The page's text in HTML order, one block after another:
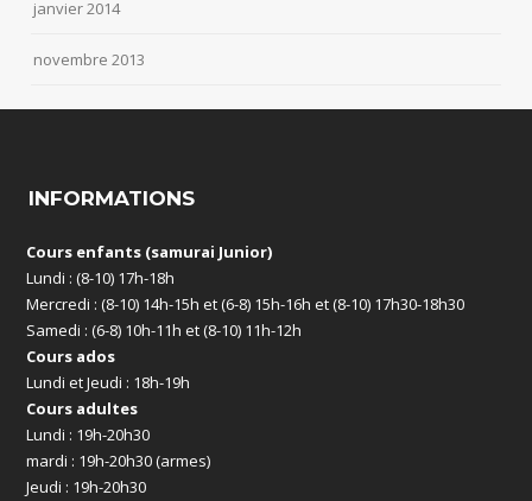
janvier 2014
novembre 2013
INFORMATIONS
Cours enfants (samurai Junior)
Lundi : (8-10) 17h-18h
Mercredi : (8-10) 14h-15h et (6-8) 15h-16h et (8-10) 17h30-18h30
Samedi : (6-8) 10h-11h et (8-10) 11h-12h
Cours ados
Lundi et Jeudi : 18h-19h
Cours adultes
Lundi : 19h-20h30
mardi : 19h-20h30 (armes)
Jeudi : 19h-20h30